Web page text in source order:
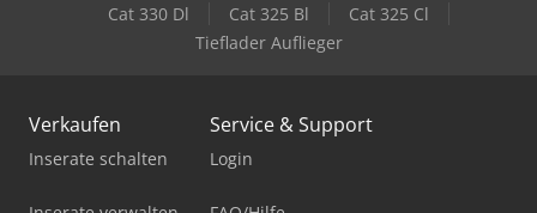
Cat 330 Dl
Cat 325 Bl
Cat 325 Cl
Tieflader Auflieger
Verkaufen
Inserate schalten
Service & Support
Login